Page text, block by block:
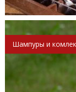
Шампуры и